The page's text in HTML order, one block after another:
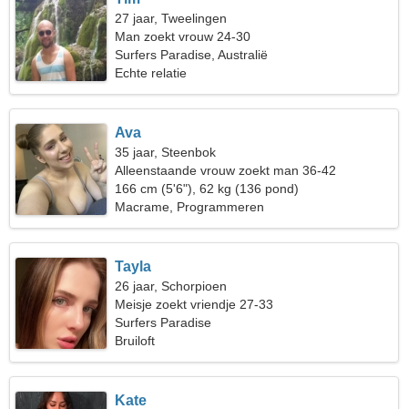
27 jaar, Tweelingen
Man zoekt vrouw 24-30
Surfers Paradise, Australië
Echte relatie
Ava
35 jaar, Steenbok
Alleenstaande vrouw zoekt man 36-42
166 cm (5'6"), 62 kg (136 pond)
Macrame, Programmeren
Tayla
26 jaar, Schorpioen
Meisje zoekt vriendje 27-33
Surfers Paradise
Bruiloft
Kate